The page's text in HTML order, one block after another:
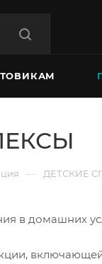
— ДЕТСКИЕ
в домашних